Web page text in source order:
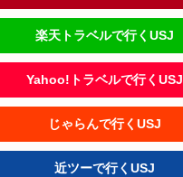
楽天トラベルで行くUSJ
Yahoo!トラベルで行くUSJ
じゃらんで行くUSJ
近ツーで行くUSJ